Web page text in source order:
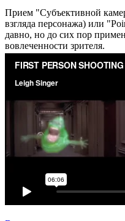
Прием "Субъективной
взгляда персонажа) или
давно, но до сих пор
вовлеченности зрителя.